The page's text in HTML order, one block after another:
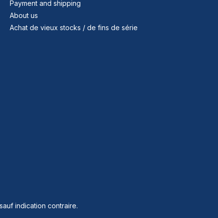
Payment and shipping
About us
Achat de vieux stocks / de fins de série
indication contraire.